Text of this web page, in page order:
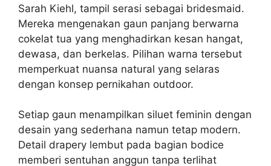
Sarah Kiehl, tampil serasi sebagai bridesmaid.
Mereka mengenakan gaun panjang berwarna
cokelat tua yang menghadirkan kesan hangat,
dewasa, dan berkelas. Pilihan warna tersebut
memperkuat nuansa natural yang selaras
dengan konsep pernikahan outdoor.
Setiap gaun menampilkan siluet feminin dengan
desain yang sederhana namun tetap modern.
Detail drapery lembut pada bagian bodice
memberi sentuhan anggun tanpa terlihat